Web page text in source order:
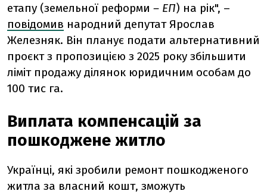
етапу (земельної реформи – ЕП) на рік", –
повідомив народний депутат Ярослав
Железняк. Він планує подати альтернативний
проєкт з пропозицією з 2025 року збільшити
ліміт продажу ділянок юридичним особам до
100 тис га.
Виплата компенсацій за
пошкоджене житло
Українці, які зробили ремонт пошкодженого
житла за власний кошт, зможуть